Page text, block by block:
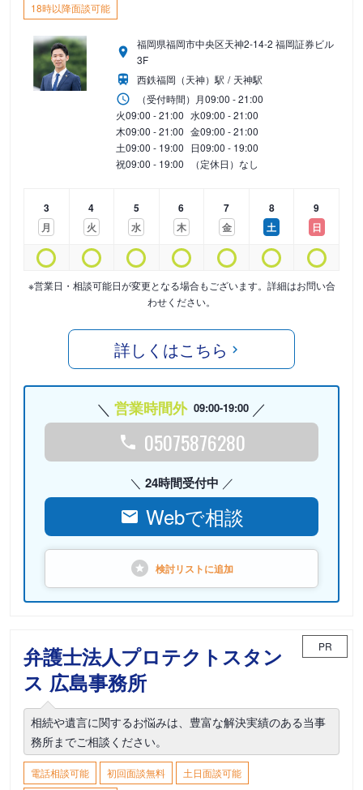
18時以降面談可能
福岡県福岡市中央区天神2-14-2 福岡証券ビル
3F
西鉄福岡（天神）駅
天神駅
（受付時間） 月09:00 - 21:00
火09:00 - 21:00 水09:00 - 21:00
木09:00 - 21:00 金09:00 - 21:00
土09:00 - 19:00 日09:00 - 19:00
祝09:00 - 19:00 （定休日）なし
3
月
4
火
5
水
6
木
7
金
8
土
9
日
※営業日・相談可能日が変更となる場合もございます。詳細はお問い合
わせください。
詳しくはこちら
営業時間外 09:00-19:00
05075876280
24時間受付中
Webで相談
検討リストに追加
弁護士法人プロテクトスタン
ス 広島事務所
PR
相続や遺言に関するお悩みは、豊富な解決実績のある当事
務所までご相談ください。
電話相談可能 初回面談無料
土日面談可能